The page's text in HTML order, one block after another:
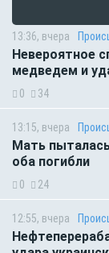
13:36, вчера
Невероятное
медведем и
0 34
13:15, вчера
Мать
оба погибли
0 24
12:55, вчера